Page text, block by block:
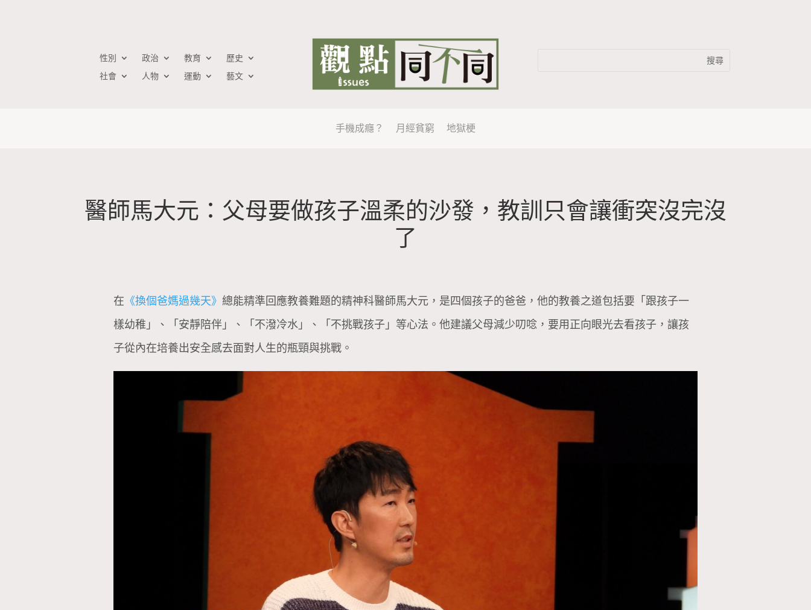
性別 政治 教育
歷史
社會
人物 運動 藝文
手機成癮？ 月經貧窮 地獄梗
醫師馬大元：父母要做孩子溫柔的沙發，教訓只會讓衝突沒完沒
了
在 《換個爸媽過幾天》總能精準回應教養難題的精神科醫師馬大元，是四個孩子的爸爸，他的教養之道包括要「跟孩子一
樣幼稚」、「安靜陪伴」、「不潑冷水」、「不挑戰孩子」等心法。他建議父母減少叨唸，要用正向眼光去看孩子，讓孩
子從內在培養出安全感去面對人生的瓶頸與挑戰。